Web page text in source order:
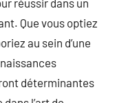
réussir dans un
Que vous optiez
au sein d’une
déterminantes